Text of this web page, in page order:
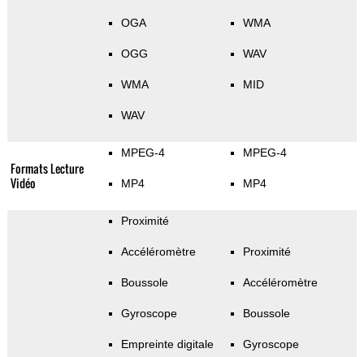
OGA
OGG
WMA
WAV
WMA
WAV
MID
Formats Lecture
Vidéo
MPEG-4
MP4
MPEG-4
MP4
Proximité
Accéléromètre
Boussole
Gyroscope
Empreinte digitale
Proximité
Accéléromètre
Boussole
Gyroscope